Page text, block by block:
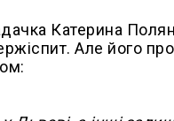
Катерина
Але його